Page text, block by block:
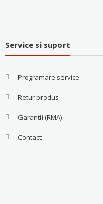
Service si suport
Programare service
Retur produs
Garantii (RMA)
Contact